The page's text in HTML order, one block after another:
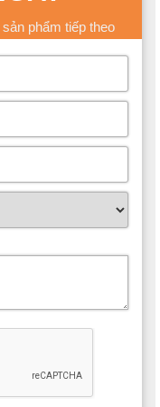
gồm cả hai loại bàn
trà chữ nhật dài đặt ở
phẩm tiếp theo